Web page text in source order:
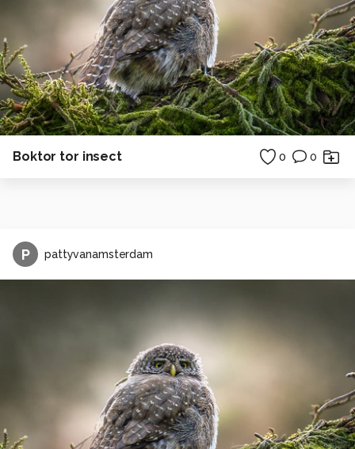
Boktor tor insect 0 0
P pattyvanamsterdam